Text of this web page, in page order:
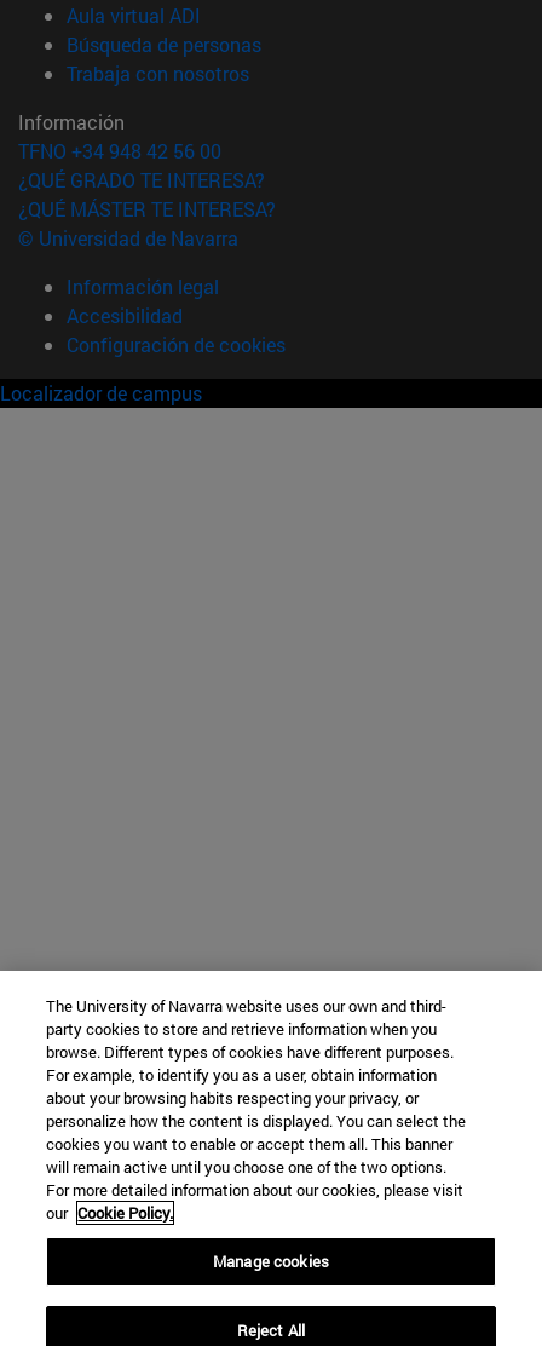
Aula virtual ADI
Búsqueda de personas(abre en nueva ventana)
Trabaja con nosotros(abre en nueva ventana)
Información
TFNO +34 948 42 56 00
¿QUÉ GRADO TE INTERESA?
¿QUÉ MÁSTER TE INTERESA?
© Universidad de Navarra
Información legal
Accesibilidad
Configuración de cookies
Localizador de campus
The University of Navarra website uses our own and third-
party cookies to store and retrieve information when you
browse. Different types of cookies have different purposes.
For example, to identify you as a user, obtain information
about your browsing habits respecting your privacy, or
personalize how the content is displayed. You can select the
cookies you want to enable or accept them all. This banner
will remain active until you choose one of the two options.
For more detailed information about our cookies, please visit
our Cookie Policy.
Manage cookies
Reject All